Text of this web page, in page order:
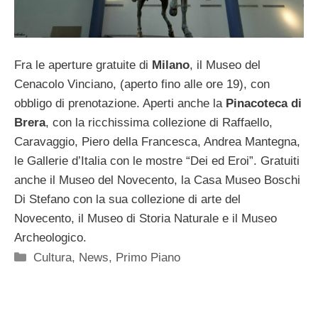
Fra le aperture gratuite di Milano, il Museo del
Cenacolo Vinciano, (aperto fino alle ore 19), con
obbligo di prenotazione. Aperti anche la Pinacoteca di
Brera, con la ricchissima collezione di Raffaello,
Caravaggio, Piero della Francesca, Andrea Mantegna,
le Gallerie d’Italia con le mostre “Dei ed Eroi”. Gratuiti
anche il Museo del Novecento, la Casa Museo Boschi
Di Stefano con la sua collezione di arte del
Novecento, il Museo di Storia Naturale e il Museo
Archeologico.
Categorie
Cultura, News, Primo Piano